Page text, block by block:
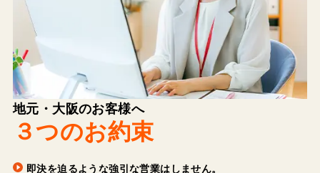
地元・大阪のお客様へ
３つのお約束
即決を迫るような強引な営業はしません。